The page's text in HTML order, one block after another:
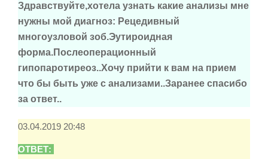
Здравствуйте,хотела узнать какие анализы мне
нужны мой диагноз: Рецедивный
многоузловой зоб.Эутироидная
форма.Послеоперационный
гипопаротиреоз..Хочу прийти к вам на прием
что бы быть уже с анализами..Заранее спасибо
за ответ..
03.04.2019 20:48
ОТВЕТ: